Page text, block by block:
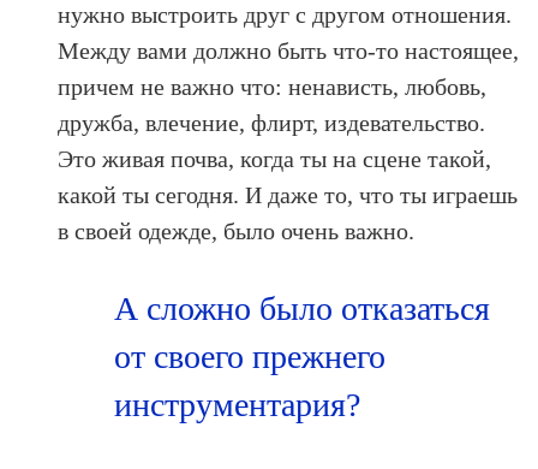
нужно выстроить друг с другом отношения.
Между вами должно быть что-то настоящее,
причем не важно что: ненависть, любовь,
дружба, влечение, флирт, издевательство.
Это живая почва, когда ты на сцене такой,
какой ты сегодня. И даже то, что ты играешь
в своей одежде, было очень важно.
А сложно было отказаться
от своего прежнего
инструментария?